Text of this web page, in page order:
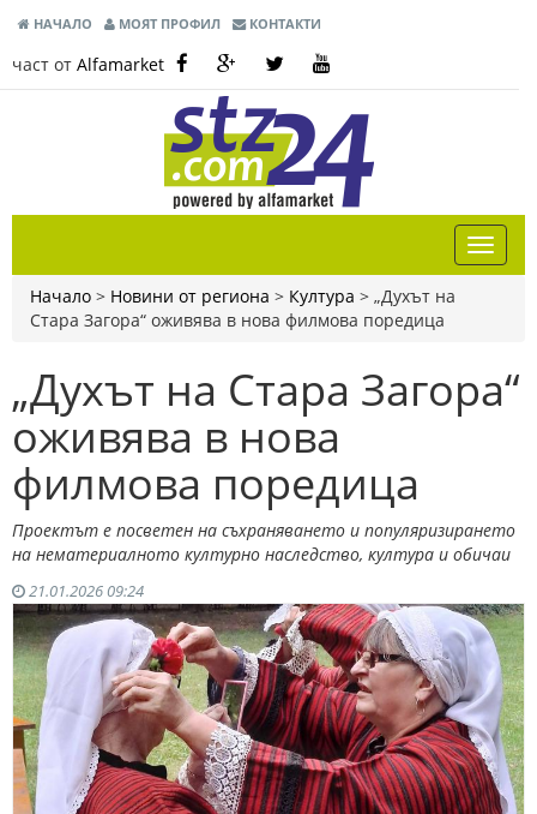
НАЧАЛО МОЯТ ПРОФИЛ КОНТАКТИ
част от Alfamarket
Начало > Новини от региона > Култура > „Духът на
Стара Загора“ оживява в нова филмова поредица
„Духът на Стара Загора“
оживява в нова
филмова поредица
Проектът е посветен на съхраняването и популяризирането
на нематериалното културно наследство, култура и обичаи
21.01.2026 09:24